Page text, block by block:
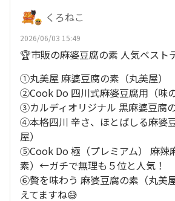
くろねこ
2026/06/03 15:49
🏆市販の麻婆豆腐の素 人気ベスト
①丸美屋 麻婆豆腐の素（丸美屋）
②Cook Do 四川式麻婆豆腐用（味の
③カルディオリジナル 黒麻婆豆腐の
④本格四川 辛さ、ほとばしる麻婆
屋）
⑤Cook Do 極（プレミアム） 麻辣
素）←ガチで無理も５位と人気！
⑥贅を味わう 麻婆豆腐の素（丸美
えてますね😅